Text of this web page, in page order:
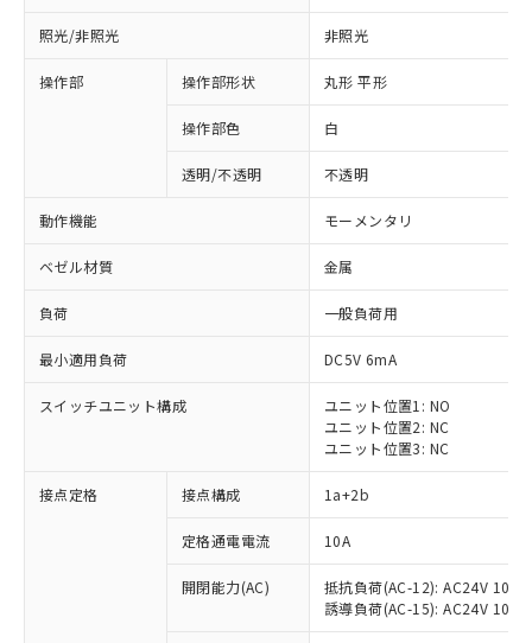
照光/非照光 非照光
操作部 操作部形状 丸形 平形
操作部色 白
透明/不透明 不透明
動作機能 モーメンタリ
ベゼル材質 金属
負荷 一般負荷用
最小適用負荷 DC5V 6mA
スイッチユニット構成
ユニット位置1: NO
ユニット位置2: NC
ユニット位置3: NC
接点定格 接点構成 1a+2b
定格通電電流 10A
開閉能力(AC)
抵抗負荷(AC-12): AC24V 10A/
誘導負荷(AC-15): AC24V
※1 対応状況
対応済み：EU RoHS指令（10物質）の
非含有に対応した製品が提供可能な商品で
対応予定：EU RoHS指令（10物質）の非含